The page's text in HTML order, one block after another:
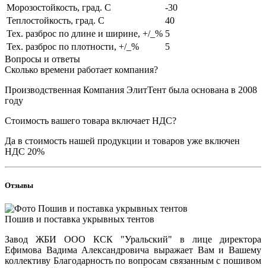
Морозостойкость, град. С
-30
Теплостойкость, град. С
40
Тех. разброс по длине и ширине, +/_% 5
Тех. разброс по плотности, +/_%
5
Вопросы и ответы
Сколько времени работает компания?
Производственная Компания ЭлитТент была основана в 2008
году
Стоимость вашего товара включает НДС?
Да в стоимость нашей продукции и товаров уже включен
НДС 20%
Отзывы
Пошив и поставка укрывных тентов
Завод ЖБИ ООО КСК "Уральский" в лице директора
Ефимова Вадима Александровича выражает Вам и Вашему
коллективу Благодарность по вопросам связанным с пошивом